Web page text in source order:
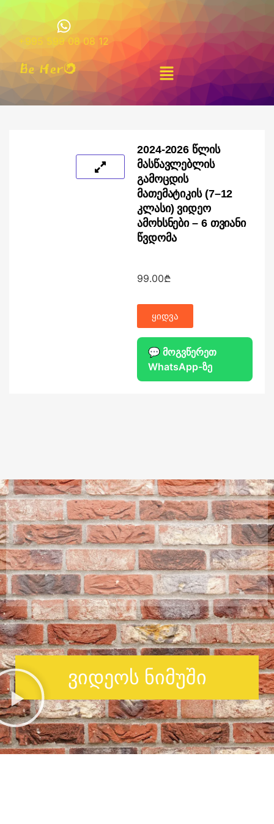
+995 599 08 08 12
2024-2026 ᲬᲚᲘᲡ
ᲛᲐᲡᲬᲐᲕᲚᲔᲑᲚᲘᲡ
ᲒᲐᲛᲝᲪᲓᲘᲡ
ᲛᲐᲗᲔᲛᲐᲢᲘᲙᲘᲡ (7–12
ᲙᲚᲐᲡᲘ) ᲕᲘᲓᲔᲝ
ᲐᲛᲝᲮᲡᲜᲔᲑᲘ – 6 ᲗᲕᲘᲐᲜᲘ
ᲬᲕᲓᲝᲛᲐ
99.00₾
ყიდვა
💬 მოგვწერეთ
WhatsApp-ზე
ვიდეოს ნიმუში